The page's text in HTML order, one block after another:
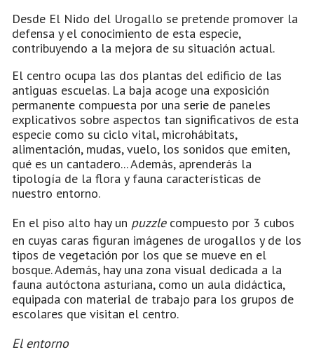
Desde El Nido del Urogallo se pretende promover la
defensa y el conocimiento de esta especie,
contribuyendo a la mejora de su situación actual.
El centro ocupa las dos plantas del edificio de las
antiguas escuelas. La baja acoge una exposición
permanente compuesta por una serie de paneles
explicativos sobre aspectos tan significativos de esta
especie como su ciclo vital, microhábitats,
alimentación, mudas, vuelo, los sonidos que emiten,
qué es un cantadero... Además, aprenderás la
tipología de la flora y fauna características de
nuestro entorno.
En el piso alto hay un puzzlecompuesto por 3 cubos
en cuyas caras figuran imágenes de urogallos y de los
tipos de vegetación por los que se mueve en el
bosque. Además, hay una zona visual dedicada a la
fauna autóctona asturiana, como un aula didáctica,
equipada con material de trabajo para los grupos de
escolares que visitan el centro.
El entorno